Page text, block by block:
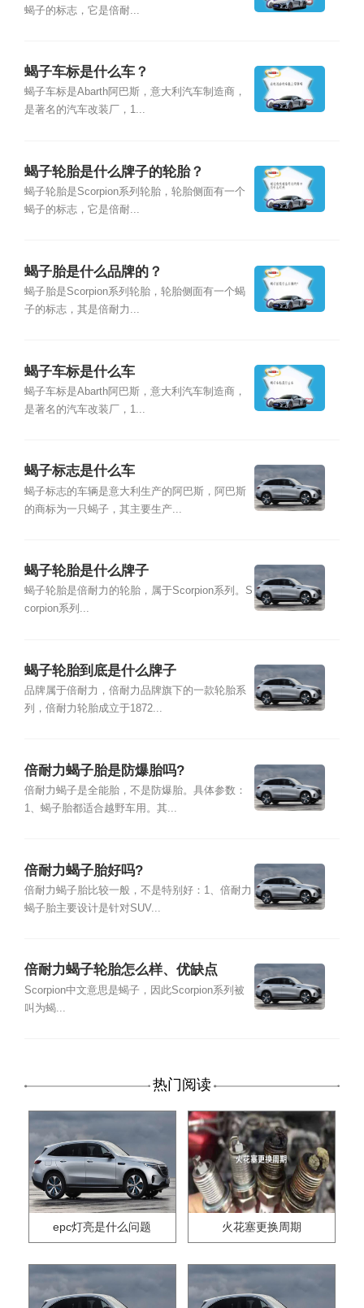
蝎子的标志，它是倍耐...
蝎子车标是什么车？
蝎子车标是Abarth阿巴斯，意大利汽车制造商，
是著名的汽车改装厂，1...
蝎子轮胎是什么牌子的轮胎？
蝎子轮胎是Scorpion系列轮胎，轮胎侧面有一个
蝎子的标志，它是倍耐...
蝎子胎是什么品牌的？
蝎子胎是Scorpion系列轮胎，轮胎侧面有一个蝎
子的标志，其是倍耐力...
蝎子车标是什么车
蝎子车标是Abarth阿巴斯，意大利汽车制造商，
是著名的汽车改装厂，1...
蝎子标志是什么车
蝎子标志的车辆是意大利生产的阿巴斯，阿巴斯
的商标为一只蝎子，其主要生产...
蝎子轮胎是什么牌子
蝎子轮胎是倍耐力的轮胎，属于Scorpion系列。S
corpion系列...
蝎子轮胎到底是什么牌子
品牌属于倍耐力，倍耐力品牌旗下的一款轮胎系
列，倍耐力轮胎成立于1872...
倍耐力蝎子胎是防爆胎吗?
倍耐力蝎子是全能胎，不是防爆胎。具体参数：
1、蝎子胎都适合越野车用。其...
倍耐力蝎子胎好吗?
倍耐力蝎子胎比较一般，不是特别好：1、倍耐力
蝎子胎主要设计是针对SUV...
倍耐力蝎子轮胎怎么样、优缺点
Scorpion中文意思是蝎子，因此Scorpion系列被
叫为蝎...
热门阅读
epc灯亮是什么问题 火花塞更换周期